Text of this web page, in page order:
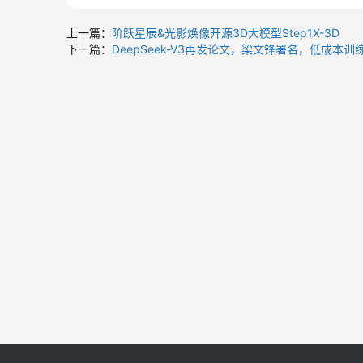
上一篇： 阶跃星辰&光影焕像开源3D大模型Step1X-3D
下一篇： DeepSeek-V3再发论文，梁文锋署名，低成本训